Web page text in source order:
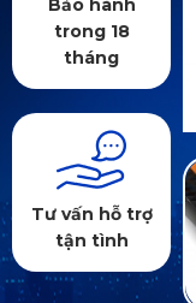
Bảo hành
trong 18
tháng
Tư vấn hỗ trợ
tận tình